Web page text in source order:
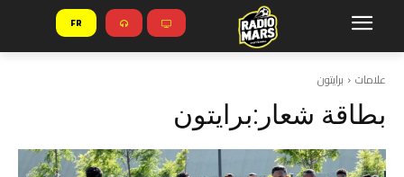
FR
علامات برايتون
بطاقة شعار:برايتون